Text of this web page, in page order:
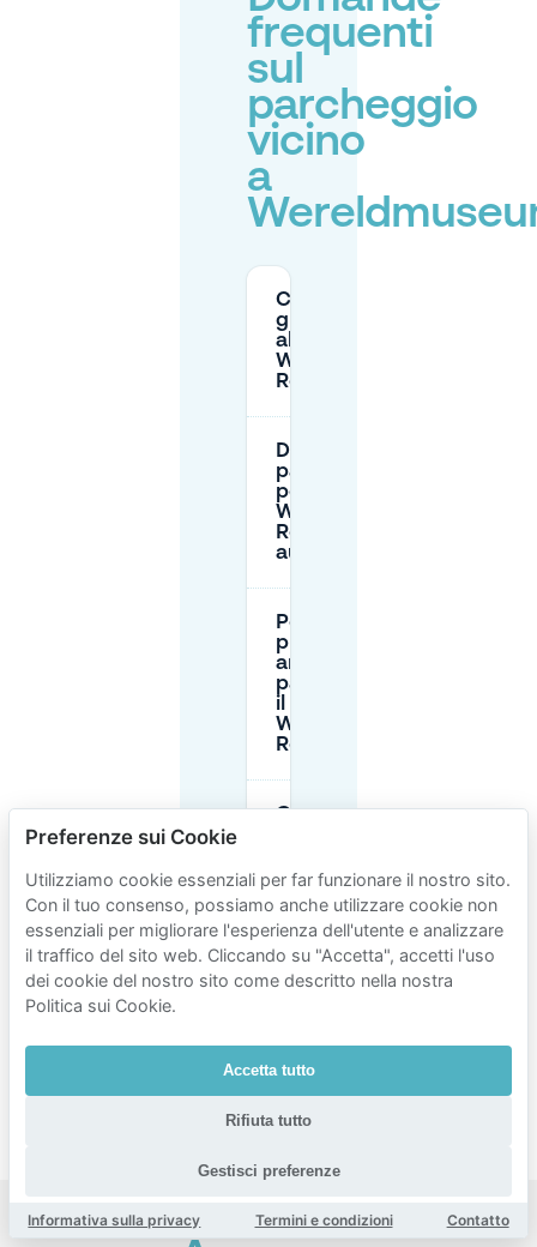
frequenti
sul
parcheggio
vicino
a
C'è parcheggio
gratuito vicino
al
Wereldmuseum
Rotterdam?
Dove posso
parcheggiare
per il
Wereldmuseum
Rotterdam in
auto?
Posso
prenotare in
anticipo un
parcheggio per
il
Wereldmuseum
Rotterdam?
Gli orari di
influenzano le
opzioni di
parcheggio?
Come posso
Wereldmuseum
(indicazioni
Preferenze sui Cookie
Utilizziamo cookie essenziali per far funzionare il nostro sito.
Con il tuo consenso, possiamo anche utilizzare cookie non
essenziali per migliorare l'esperienza dell'utente e analizzare
il traffico del sito web. Cliccando su "Accetta", accetti l'uso
dei cookie del nostro sito come descritto nella nostra
Politica sui Cookie.
Accetta tutto
Rifiuta tutto
Gestisci preferenze
Informativa sulla privacy Termini e condizioni Contatto